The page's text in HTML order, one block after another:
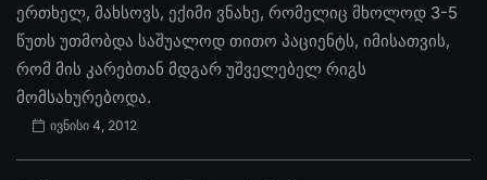
ერთხელ, მახსოვს, ექიმი ვნახე, რომელიც მხოლოდ 3-5
წუთს უთმობდა საშუალოდ თითო პაციენტს, იმისათვის,
რომ მის კარებთან მდგარ უშველებელ რიგს
მომსახურებოდა.
ივნისი 4, 2012